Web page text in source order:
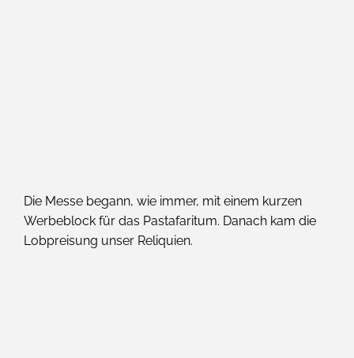
Die Messe begann, wie immer, mit einem kurzen
Werbeblock für das Pastafaritum. Danach kam die
Lobpreisung unser Reliquien.